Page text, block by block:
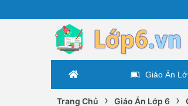
Giáo Án
Trang Chủ › Giáo Án Lớp 6 ›